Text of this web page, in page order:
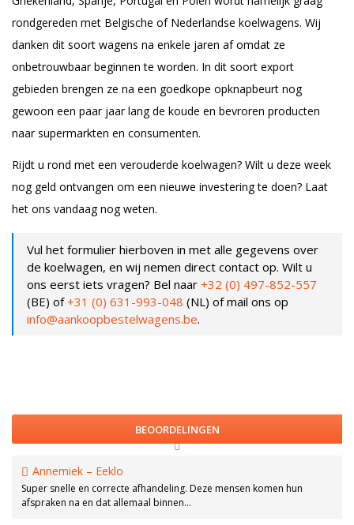
rondgereden met Belgische of Nederlandse koelwagens. Wij
danken dit soort wagens na enkele jaren af omdat ze
onbetrouwbaar beginnen te worden. In dit soort export
gebieden brengen ze na een goedkope opknapbeurt nog
gewoon een paar jaar lang de koude en bevroren producten
naar supermarkten en consumenten.
Rijdt u rond met een verouderde koelwagen? Wilt u deze week
nog geld ontvangen om een nieuwe investering te doen? Laat
het ons vandaag nog weten.
Vul het formulier hierboven in met alle gegevens over
de koelwagen, en wij nemen direct contact op. Wilt u
ons eerst iets vragen? Bel naar +32 (0) 497-852-557
(BE) of+31 (0) 631-993-048 (NL) of mail ons op
info@aankoopbestelwagens.be.
BEOORDELINGEN
Annemiek – Eeklo
Super snelle en correcte afhandeling. Deze mensen komen hun
afspraken na en dat allemaal binnen…